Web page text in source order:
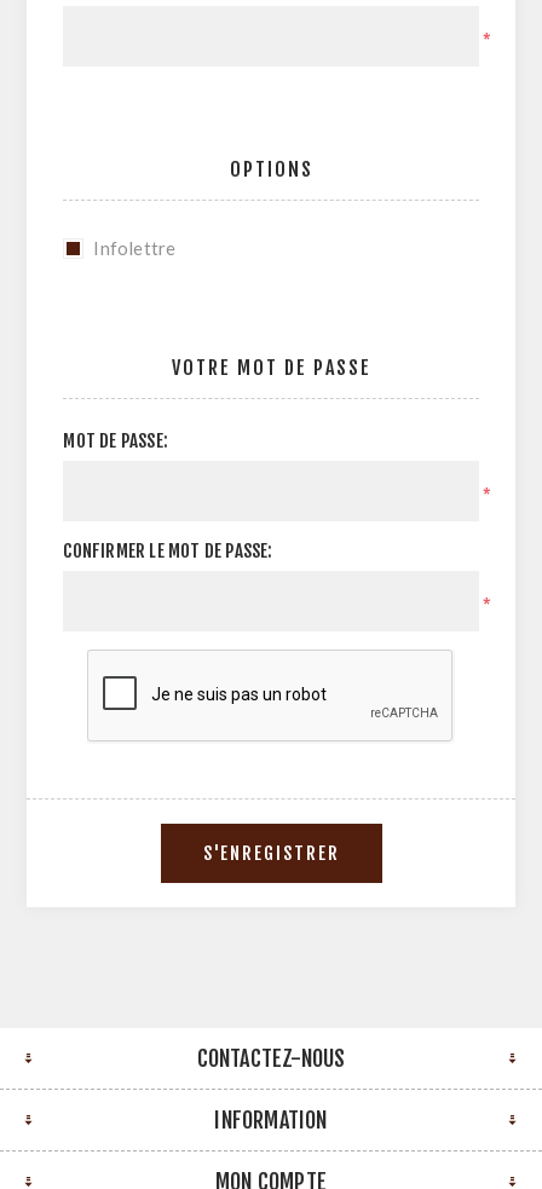
*
OPTIONS
Infolettre
VOTRE MOT DE PASSE
MOT DE PASSE:
*
CONFIRMER LE MOT DE PASSE:
*
CONTACTEZ-NOUS
INFORMATION
MON COMPTE